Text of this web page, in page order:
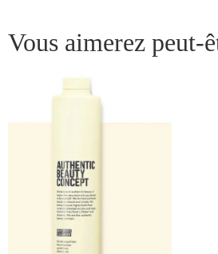
Vous aimerez peut-